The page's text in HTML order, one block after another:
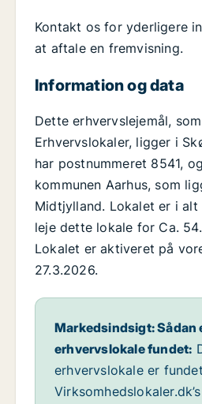
Kontakt os for yderligere
at aftale en fremvisning.
Information og data
Dette erhvervslejemål,
Erhvervslokaler, ligger i
har postnummeret 8541,
kommunen Aarhus, som
Midtjylland. Lokalet er i alt
leje dette lokale for Ca.
Lokalet er aktiveret på
27.3.2026.
Markedsindsigt: Sådan
erhvervslokale fundet:
erhvervslokale er